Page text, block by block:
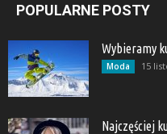
POPULARNE POSTY
Wybieramy
Moda 15
Najczęściej